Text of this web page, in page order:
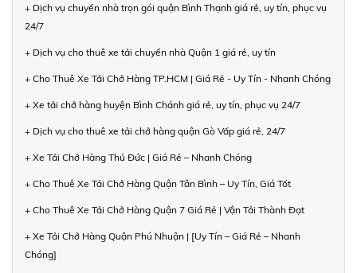
+ Dịch vụ chuyển nhà trọn gói quận Bình Thạnh giá rẻ, uy tín, phục vụ
24/7
+ Dịch vụ cho thuê xe tải chuyển nhà Quận 1 giá rẻ, uy tín
+ Cho Thuê Xe Tải Chở Hàng TP.HCM | Giá Rẻ - Uy Tín - Nhanh Chóng
+ Xe tải chở hàng huyện Bình Chánh giá rẻ, uy tín, phục vụ 24/7
+ Dịch vụ cho thuê xe tải chở hàng quận Gò Vấp giá rẻ, 24/7
+ Xe Tải Chở Hàng Thủ Đức | Giá Rẻ – Nhanh Chóng
+ Cho Thuê Xe Tải Chở Hàng Quận Tân Bình – Uy Tín, Giá Tốt
+ Cho Thuê Xe Tải Chở Hàng Quận 7 Giá Rẻ | Vận Tải Thành Đạt
+ Xe Tải Chở Hàng Quận Phú Nhuận | [Uy Tín – Giá Rẻ – Nhanh
Chóng]